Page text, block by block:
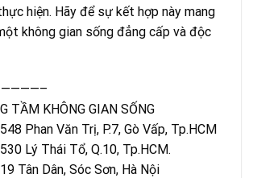
hiện. Hãy để sự kết hợp này mang
không gian sống đẳng cấp và độc
TẦM KHÔNG GIAN SỐNG
Phan Văn Trị, P.7, Gò Vấp, Tp.HCM
Lý Thái Tổ, Q.10, Tp.HCM.
Tân Dân, Sóc Sơn, Hà Nội